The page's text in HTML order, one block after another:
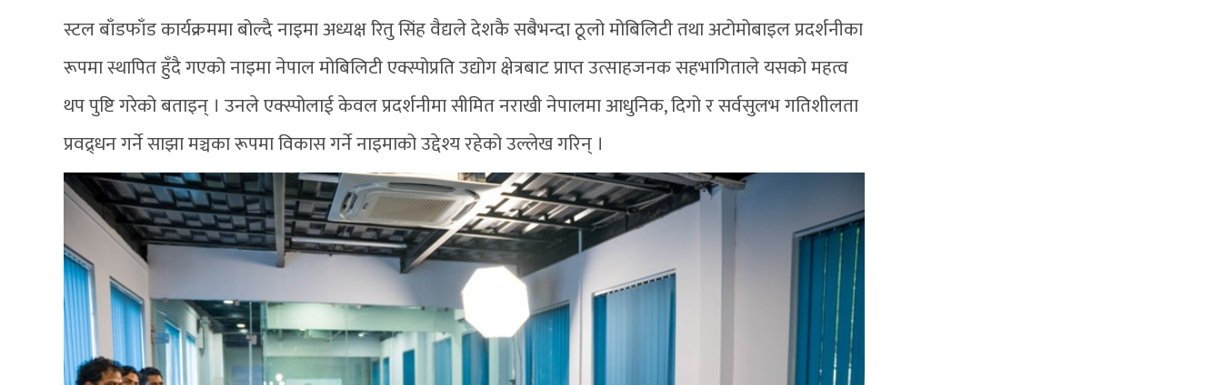
स्टल बाँडफाँड कार्यक्रममा बोल्दै नाइमा अध्यक्ष रितु सिंह वैद्यले देशकै सबैभन्दा ठूलो मोबिलिटी तथा अटोमोबाइल प्रदर्शनीका
रूपमा स्थापित हुँदै गएको नाइमा नेपाल मोबिलिटी एक्स्पोप्रति उद्योग क्षेत्रबाट प्राप्त उत्साहजनक सहभागिताले यसको महत्व
थप पुष्टि गरेको बताइन् । उनले एक्स्पोलाई केवल प्रदर्शनीमा सीमित नराखी नेपालमा आधुनिक, दिगो र सर्वसुलभ गतिशीलता
प्रवद्र्धन गर्ने साझा मञ्चका रूपमा विकास गर्ने नाइमाको उद्देश्य रहेको उल्लेख गरिन् ।